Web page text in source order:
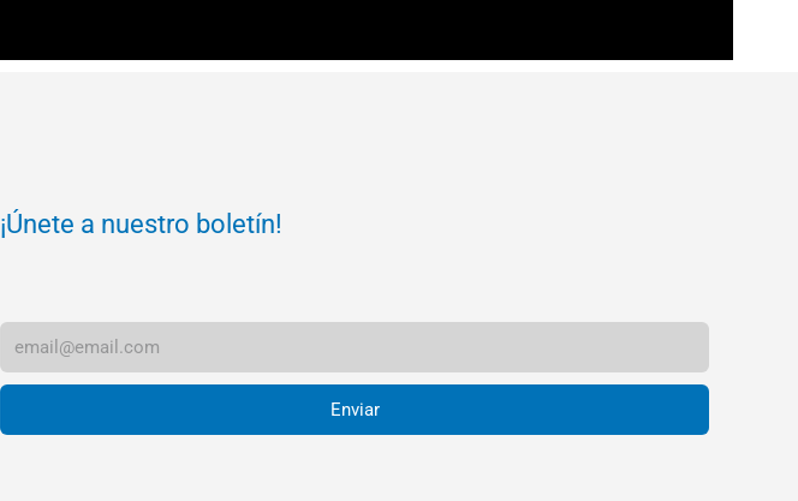
¡Únete a nuestro boletín!
Enviar